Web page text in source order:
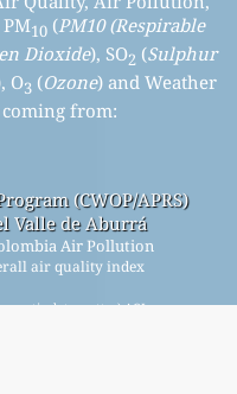
10(PM10 (Respirable
Dioxide), SO2 (Sulphur
O3 (Ozone) and Weather
from:
(CWOP/APRS)
Valle de Aburrá
Air Pollution
air quality index
particulate matter) AQI